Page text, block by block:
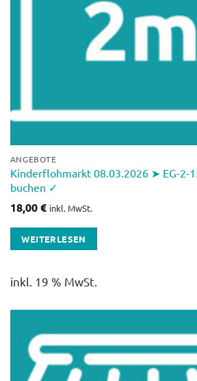
ANGEBOTE
Kinderflohmarkt 08.03.2026 ➤ EG-2-
buchen ✓
18,00€ inkl. MwSt.
WEITERLESEN
inkl. 19 % MwSt.